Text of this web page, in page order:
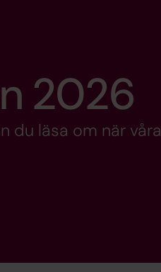
2026
du läsa om när våra